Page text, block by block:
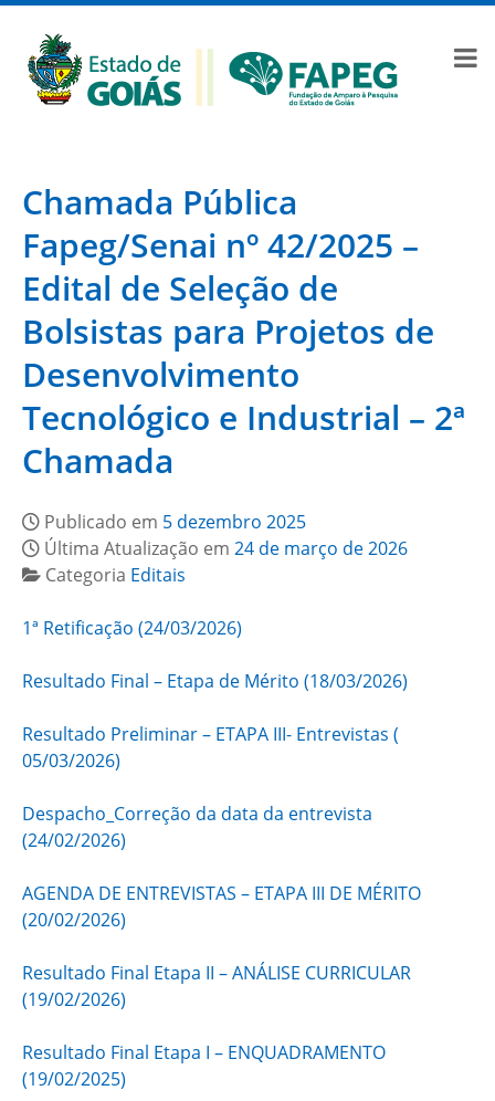
Chamada Pública
Fapeg/Senai nº 42/2025 –
Edital de Seleção de
Bolsistas para Projetos de
Desenvolvimento
Tecnológico e Industrial – 2ª
Chamada
Publicado em 5 dezembro 2025
Última Atualização em 24 de março de 2026
Categoria Editais
1ª Retificação (24/03/2026)
Resultado Final – Etapa de Mérito (18/03/2026)
Resultado Preliminar – ETAPA III- Entrevistas (
05/03/2026)
Despacho_Correção da data da entrevista
(24/02/2026)
AGENDA DE ENTREVISTAS – ETAPA III DE MÉRITO
(20/02/2026)
Resultado Final Etapa II – ANÁLISE CURRICULAR
(19/02/2026)
Resultado Final Etapa I – ENQUADRAMENTO
(19/02/2025)